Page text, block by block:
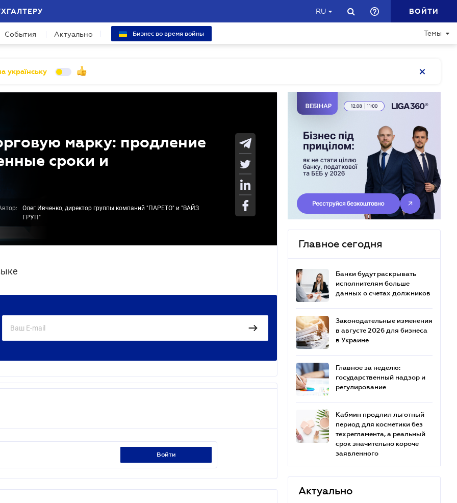
RU ВОЙТИ
События Актуально Бизнес во время войны Темы
українську
марку: продление
сроки и
Олег Ивченко, директор группы компаний "ПАРЕТО" и "ВАЙЗ
ГРУП"
войти
Главное сегодня
Банки будут раскрывать
исполнителям больше
данных о счетах должников
Законодательные изменения
в августе 2026 для бизнеса
в Украине
Главное за неделю:
государственный надзор и
регулирование
Кабмин продлил льготный
период для косметики без
техрегламента, а реальный
срок значительно короче
заявленного
Актуально